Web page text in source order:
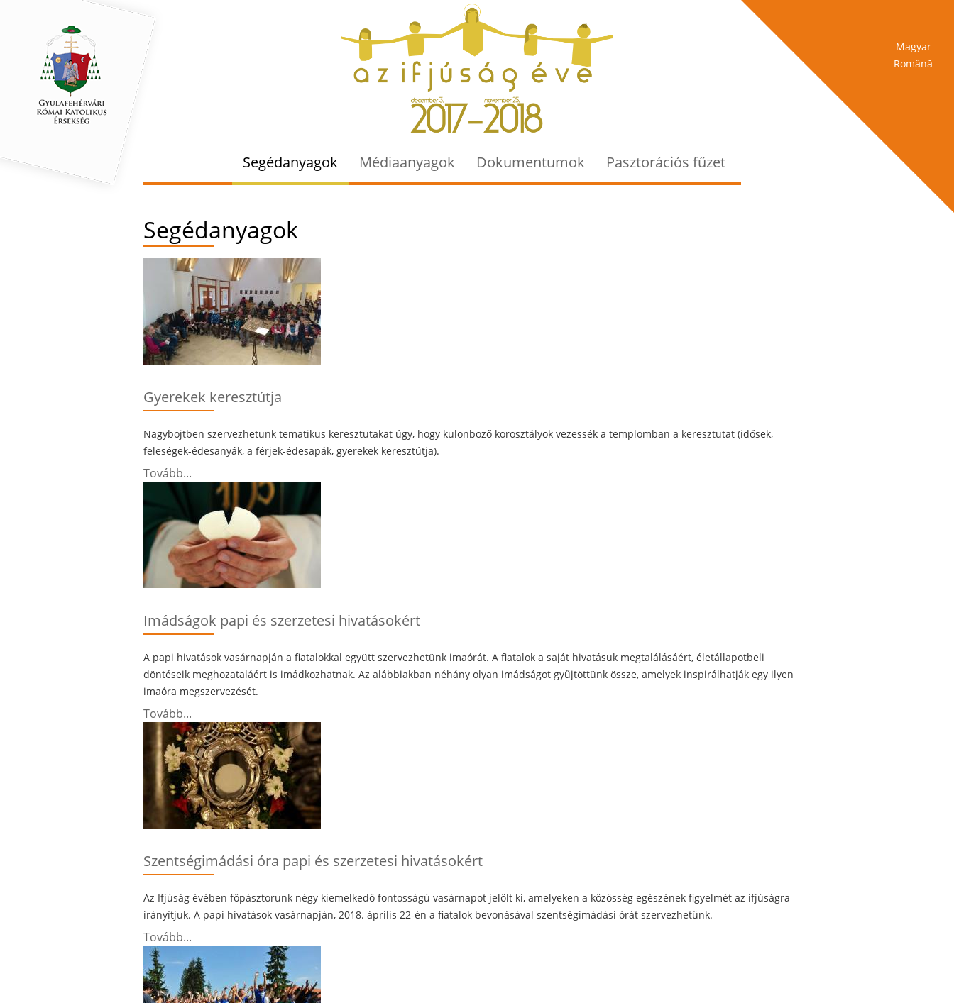
Jump to navigation
Magyar
Română
Segédanyagok
Gyerekek keresztútja
Nagyböjtben szervezhetünk tematikus keresztutakat úgy, hogy különböző korosztályok vezessék a templomban a keresztutat (idősek,
feleségek-édesanyák, a férjek-édesapák, gyerekek keresztútja).
Tovább...
Imádságok papi és szerzetesi hivatásokért
A papi hivatások vasárnapján a fiatalokkal együtt szervezhetünk imaórát. A fiatalok a saját hivatásuk megtalálásáért, életállapotbeli
döntéseik meghozataláért is imádkozhatnak. Az alábbiakban néhány olyan imádságot gyűjtöttünk össze, amelyek inspirálhatják egy ilyen
imaóra megszervezését.
Tovább...
Szentségimádási óra papi és szerzetesi hivatásokért
Az Ifjúság évében főpásztorunk négy kiemelkedő fontosságú vasárnapot jelölt ki, amelyeken a közösség egészének figyelmét az ifjúságra
irányítjuk. A papi hivatások vasárnapján, 2018. április 22-én a fiatalok bevonásával szentségimádási órát szervezhetünk.
Tovább...
Segédanyagok Médiaanyagok Dokumentumok Pasztorációs fűzet